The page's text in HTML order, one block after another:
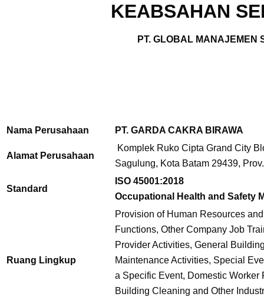
KEABSAHAN
PT. GLOBAL MANAJEMEN
Nama Perusahaan PT. GARDA CAKRA BIRAWA
Alamat Perusahaan
Komplek Ruko Cipta Grand City
Sagulung, Kota Batam 29439,
Standard
ISO 45001:2018
Occupational Health and Safety
Ruang Lingkup
Provision of Human Resources
Functions, Other Company Job
Provider Activities, General
Maintenance Activities, Special
a Specific Event, Domestic Worker
Building Cleaning and Other